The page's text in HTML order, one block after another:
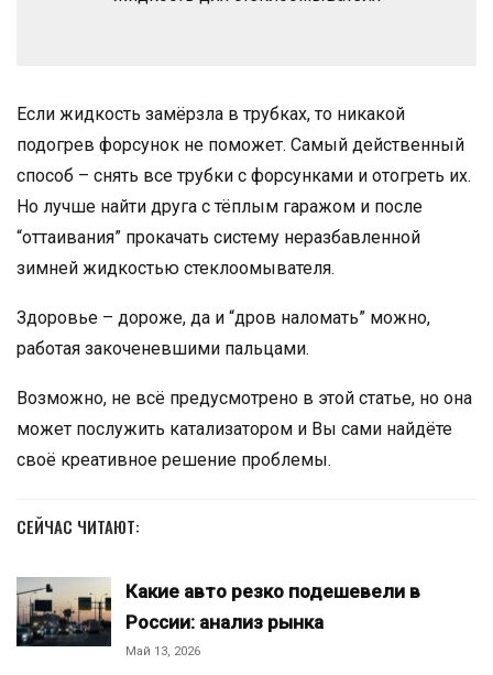
Если жидкость замёрзла в трубках, то никакой
подогрев форсунок не поможет. Самый действенный
способ – снять все трубки с форсунками и отогреть их.
Но лучше найти друга с тёплым гаражом и после
“оттаивания” прокачать систему неразбавленной
зимней жидкостью стеклоомывателя.
Здоровье – дороже, да и “дров наломать” можно,
работая закоченевшими пальцами.
Возможно, не всё предусмотрено в этой статье, но она
может послужить катализатором и Вы сами найдёте
своё креативное решение проблемы.
СЕЙЧАС ЧИТАЮТ:
Какие авто резко подешевели в
России: анализ рынка
Май 13, 2026